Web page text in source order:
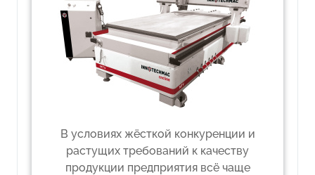
В условиях жёсткой конкуренции и
растущих требований к качеству
продукции предприятия всё чаще